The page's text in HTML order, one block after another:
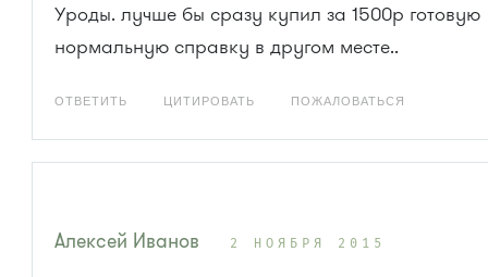
Уроды. лучше бы сразу купил за 1500р готовую
нормальную справку в другом месте..
ОТВЕТИТЬ ЦИТИРОВАТЬ ПОЖАЛОВАТЬСЯ
Алексей Иванов 2 НОЯБРЯ 2015